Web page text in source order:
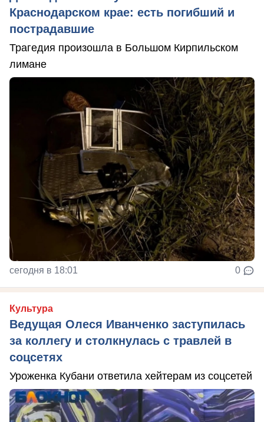
Краснодарском крае: есть погибший и
пострадавшие
Трагедия произошла в Большом Кирпильском
лимане
сегодня в 18:01 0
Культура
Ведущая Олеся Иванченко заступилась
за коллегу и столкнулась с травлей в
соцсетях
Уроженка Кубани ответила хейтерам из соцсетей